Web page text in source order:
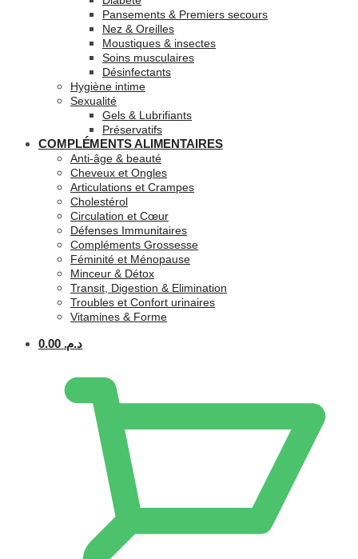
Pansements & Premiers secours
Nez & Oreilles
Moustiques & insectes
Soins musculaires
Désinfectants
Hygiène intime
Sexualité
Gels & Lubrifiants
Préservatifs
COMPLÉMENTS ALIMENTAIRES
Anti-âge & beauté
Cheveux et Ongles
Articulations et Crampes
Cholestérol
Circulation et Cœur
Défenses Immunitaires
Compléments Grossesse
Féminité et Ménopause
Minceur & Détox
Transit, Digestion & Elimination
Troubles et Confort urinaires
Vitamines & Forme
د.م. 0.00